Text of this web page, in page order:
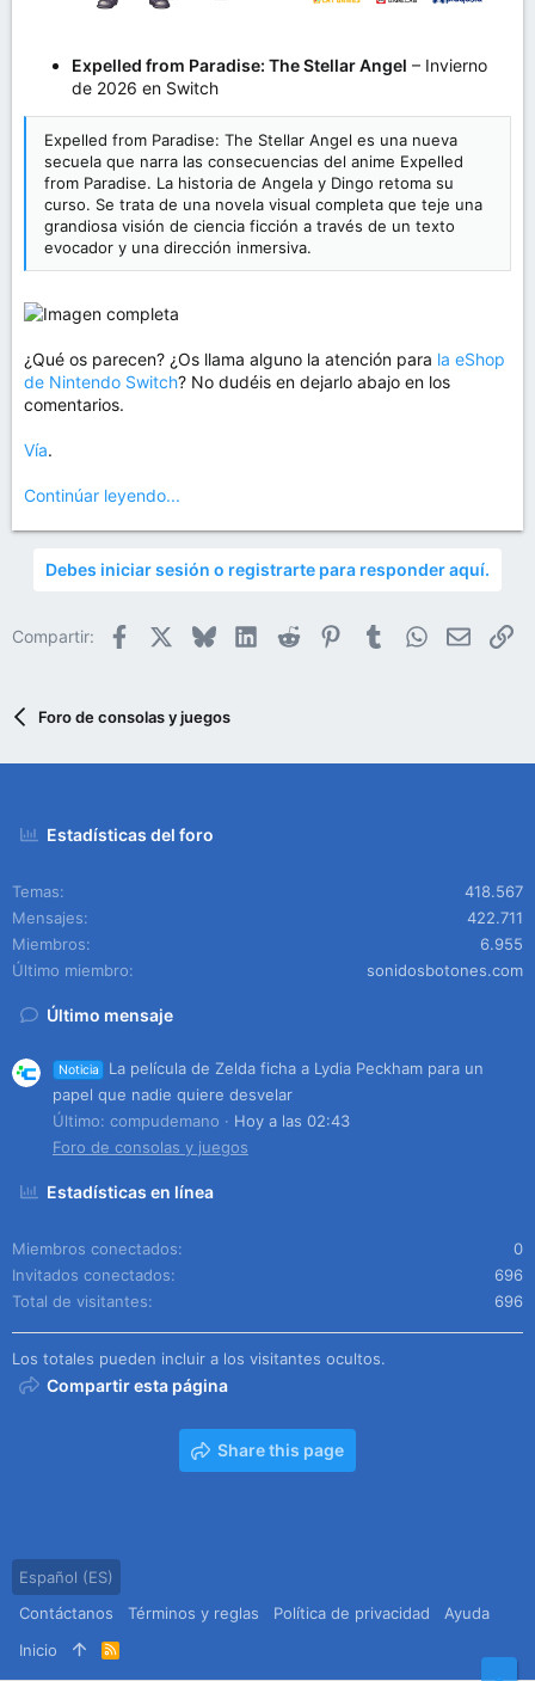
Expelled from Paradise: The Stellar Angel – Invierno
de 2026 en Switch
Expelled from Paradise: The Stellar Angel es una nueva
secuela que narra las consecuencias del anime Expelled
from Paradise. La historia de Angela y Dingo retoma su
curso. Se trata de una novela visual completa que teje una
grandiosa visión de ciencia ficción a través de un texto
evocador y una dirección inmersiva.
¿Qué os parecen? ¿Os llama alguno la atención para la eShop
de Nintendo Switch? No dudéis en dejarlo abajo en los
comentarios.
Vía.
Continúar leyendo...
Debes iniciar sesión o registrarte para responder aquí.
Compartir: Facebook BlueskyLinkedIn
Reddit PinterestTumblrWhatsApp
Email
Foro de consolas y juegos
Estadísticas del foro
Temas
418.567
Mensajes
422.711
Miembros
6.955
Último miembro
sonidosbotones.com
Último mensaje
Noticia
La película de Zelda ficha a Lydia Peckham para un
papel que nadie quiere desvelar
Último: compudemano
Hoy a las 02:43
Foro de consolas y juegos
Estadísticas en línea
Miembros conectados
0
Invitados conectados
696
Total de visitantes
696
Los totales pueden incluir a los visitantes ocultos.
Compartir esta página
Share this page
Español (ES)
Contáctanos
Términos y reglas Política de privacidad
Ayuda
Inicio
R